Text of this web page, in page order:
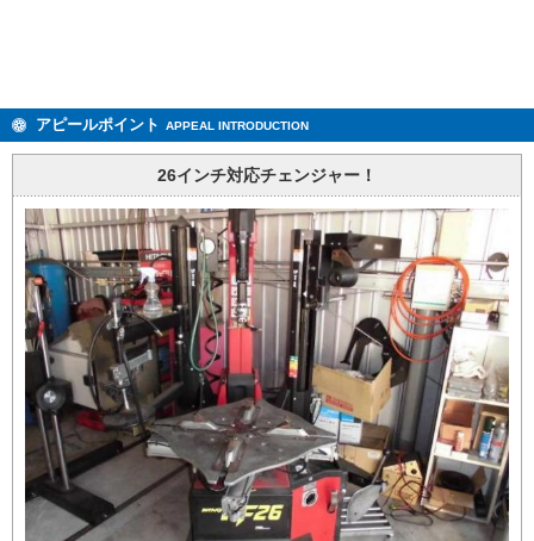
アピールポイント APPEAL INTRODUCTION
26インチ対応チェンジャー！